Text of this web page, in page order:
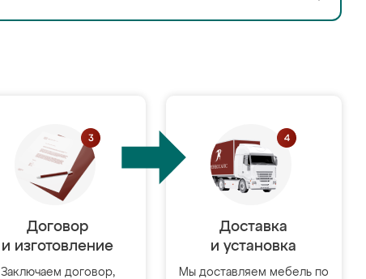
Договор
и изготовление
Заключаем договор,
Доставка
и установка
Мы доставляем мебель по